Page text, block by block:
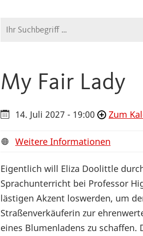
Suche
My Fair Lady
14. Juli 2027 - 19:00 Zum
Weitere Informationen
Eigentlich will Eliza Doolittle
Sprachunterricht bei Professor
lästigen Akzent loswerden, um
Straßenverkäuferin zur
eines Blumenladens zu schaffen.